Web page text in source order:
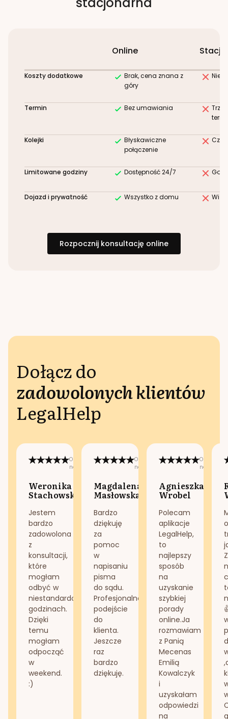
Online
Koszty dodatkowe
Brak, cena znana z
góry
Termin Bez umawiania
Kolejki
Błyskawiczne
połączenie
Limitowane godziny Dostępność 24/7
Dojazd i prywatność Wszystko z domu
Rozpocznij konsultację online
Dołącz do
zadowolonych klientów
LegalHelp
Opublikowano
na:
Weronika
Stachowska
Jestem
bardzo
zadowolona
z
konsultacji,
które
mogłam
odbyć w
niestandardowych
godzinach.
Dzięki
temu
mogłam
odpocząć
w
weekend.
:)
Opublikowano
na:
Magdalena
Masłowska
Bardzo
dziękuję
za
pomoc
w
napisaniu
pisma
do sądu.
Profesjonalne
podejście
do
klienta.
Jeszcze
raz
bardzo
dziękuję.
na:
Agnieszka
Wrobel
Polecam
aplikacje
LegalHelp,
to
najlepszy
sposób
na
uzyskanie
szybkiej
porady
online.Ja
rozmawiam
z Panią
Mecenas
Emilią
Kowalczyk
i
uzyskałam
odpowiedzi
na